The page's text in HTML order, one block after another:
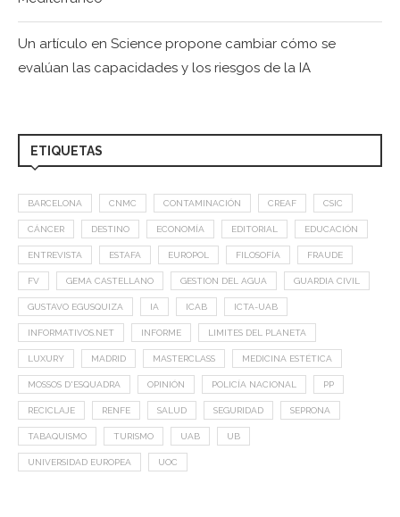
Un artículo en Science propone cambiar cómo se
evalúan las capacidades y los riesgos de la IA
ETIQUETAS
BARCELONA CNMC CONTAMINACIÓN CREAF CSIC
CÁNCER DESTINO ECONOMÍA EDITORIAL EDUCACIÓN
ENTREVISTA ESTAFA EUROPOL FILOSOFÍA FRAUDE
FV GEMA CASTELLANO GESTION DEL AGUA GUARDIA CIVIL
GUSTAVO EGUSQUIZA IA ICAB ICTA-UAB
INFORMATIVOS.NET INFORME LIMITES DEL PLANETA
LUXURY MADRID MASTERCLASS MEDICINA ESTÉTICA
MOSSOS D'ESQUADRA OPINIÓN POLICÍA NACIONAL PP
RECICLAJE RENFE SALUD SEGURIDAD SEPRONA
TABAQUISMO TURISMO UAB UB
UNIVERSIDAD EUROPEA UOC